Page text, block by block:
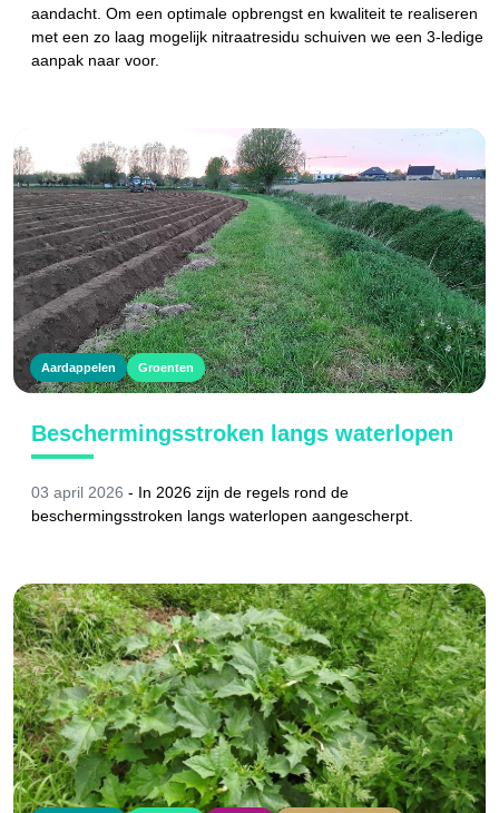
aandacht. Om een optimale opbrengst en kwaliteit te realiseren
met een zo laag mogelijk nitraatresidu schuiven we een 3-ledige
aanpak naar voor.
Aardappelen Groenten
Beschermingsstroken langs waterlopen
03 april 2026 - In 2026 zijn de regels rond de
beschermingsstroken langs waterlopen aangescherpt.